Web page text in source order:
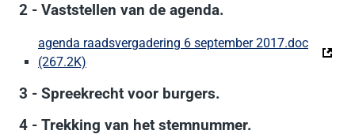
2 - Vaststellen van de agenda.
agenda raadsvergadering 6 september 2017.doc
(267.2K)
3 - Spreekrecht voor burgers.
4 - Trekking van het stemnummer.